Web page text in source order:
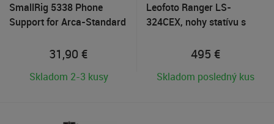
SmallRig 5338 Phone
Support for Arca-Standard
31,90 €
Skladom 2-3 kusy
Leofoto Ranger LS-
324CEX, nohy statívu s
495 €
Skladom posledný kus